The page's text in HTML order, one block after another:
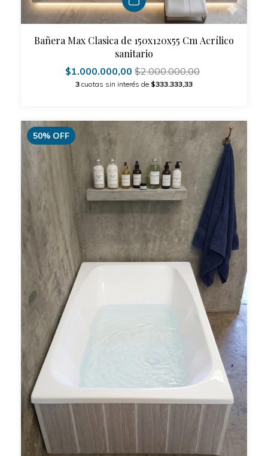
Bañera Max Clasica de 150x120x55 Cm Acrílico
sanitario
$1.000.000,00 $2.000.000,00
3 cuotas sin interés de $333.333,33
50% OFF